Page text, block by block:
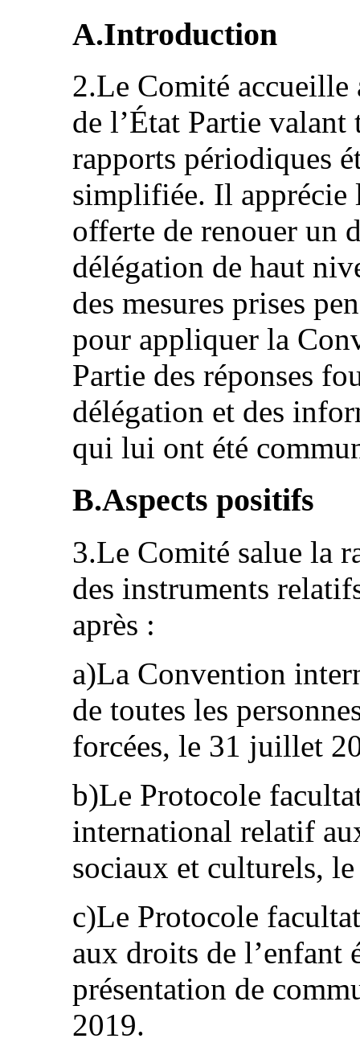
A.Introduction
2.Le Comité accueille
de l’État Partie
rapports périodiques
simplifiée. Il apprécie
offerte de renouer un
délégation de haut
des mesures prises
pour appliquer la
Partie des réponses
délégation et des
qui lui ont été
B.Aspects positifs
3.Le Comité salue la
des instruments
après :
a)La Convention
de toutes les
forcées, le 31 juillet
b)Le Protocole
international relatif
sociaux et culturels,
c)Le Protocole
aux droits de l’enfant
présentation de
2019.